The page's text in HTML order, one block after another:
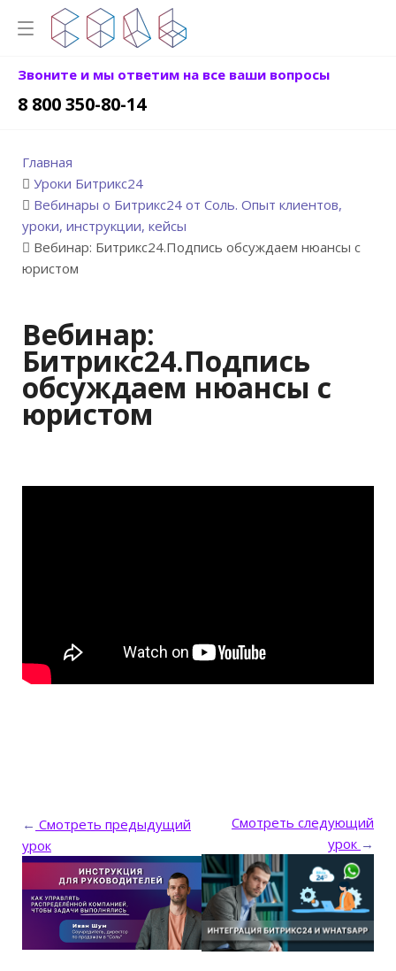
Звоните и мы ответим на все ваши вопросы
8 800 350-80-14
Главная
Уроки Битрикс24
Вебинары о Битрикс24 от Соль. Опыт клиентов,
уроки, инструкции, кейсы
Вебинар: Битрикс24.Подпись обсуждаем нюансы с
юристом
Вебинар:
Битрикс24.Подпись
обсуждаем нюансы с
юристом
← Смотреть предыдущий
урок
Смотреть следующий
урок →